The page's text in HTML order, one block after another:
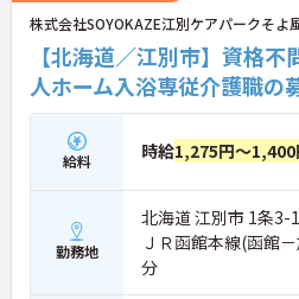
株式会社SOYOKAZE江別ケアパークそよ
【北海道／江別市】資格
人ホーム入浴専従介護職の
給料 時給1,275円～1,400
勤務地
北海道 江別市 1条3-
ＪＲ函館本線(函館
分